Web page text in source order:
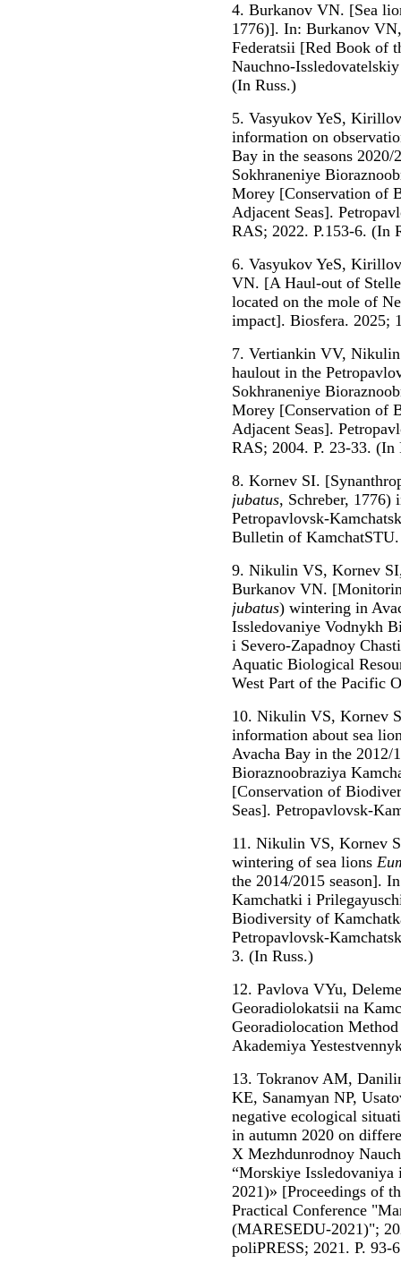
4. Burkanov VN. [Sea
1776)]. In: Burkanov
Federatsii [Red Book of
Nauchno-
(In Russ.)
5. Vasyukov YeS,
information on
Bay in the seasons
Sokhraneniye
Morey [Conservation of
Adjacent Seas].
RAS; 2022. P.153-6. (In
6. Vasyukov YeS,
VN. [A Haul-out of
located on the mole of
impact]. Biosfera. 2025;
7. Vertiankin VV,
haulout in the
Sokhraneniye
Morey [Conservation of
Adjacent Seas].
RAS; 2004. P. 23-33. (In
8. Kornev SI.
jubatus, Schreber, 1776)
Petropavlovsk-
Bulletin of
9. Nikulin VS, Kornev
Burkanov VN.
jubatus) wintering in
Issledovaniye Vodnykh
i Severo-Zapadnoy
Aquatic Biological
West Part of the Pacific
10. Nikulin VS, Kornev
information about sea
Avacha Bay in the 2012/
Bioraznoobraziya
[Conservation of
Seas]. Petropavlovsk-
11. Nikulin VS, Kornev
wintering of sea lions
the 2014/2015 season].
Kamchatki i
Biodiversity of
Petropavlovsk-
3. (In Russ.)
12. Pavlova VYu,
Georadiolokatsii na
Georadiolocation
Akademiya
13. Tokranov AM,
KE, Sanamyan NP,
negative ecological
in autumn 2020 on
X Mezhdunrodnoy
“Morskiye
2021)» [Proceedings of
Practical Conference
(MARESEDU-2021)";
poliPRESS; 2021. P. 93-